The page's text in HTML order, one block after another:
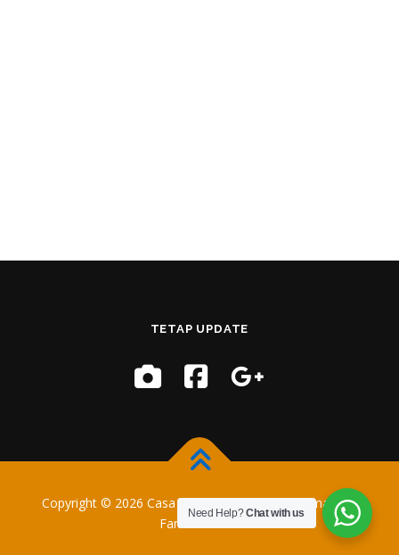
TETAP UPDATE
Copyright © 2026 Casa Training–OnePresstema oleh
FameThemes
Need Help?Chat with us